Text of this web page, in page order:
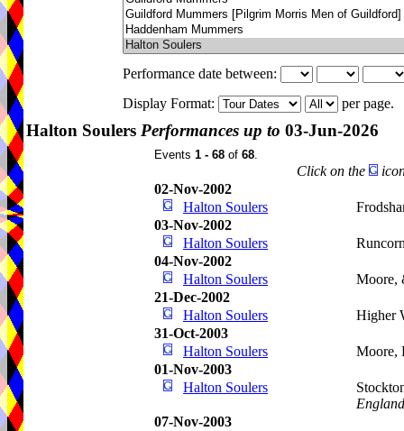
Performance date between:
Display Format:
per page.
Halton Soulers Performances up to 03-Jun-2026
Events 1 - 68 of 68.
Click on the
02-Nov-2002
Halton Soulers
03-Nov-2002
Halton Soulers
04-Nov-2002
Halton Soulers
Moore,
21-Dec-2002
Halton Soulers
Higher
31-Oct-2003
Halton Soulers
Moore,
01-Nov-2003
Halton Soulers
England
07-Nov-2003